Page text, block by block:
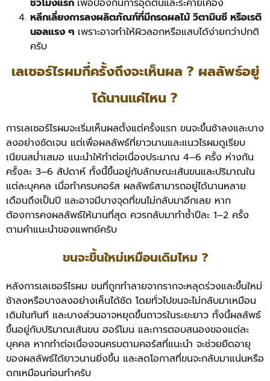
หลีกเลี่ยงการลงผลิตภัณฑ์ที่มีกรดผลไม้ วิตามินซี หรือเรติ
นอลแรง ๆ เพราะอาจทำให้ผิวลอกหรือแสบได้ง่ายกว่าปกติ
ครับ
เลเซอร์ไรผมกี่ครั้งถึงจะเห็นผล ? ผลลัพธ์อยู่
ได้นานแค่ไหน ?
การเลเซอร์ไรผมจะเริ่มเห็นผลตั้งแต่ครั้งแรก ขนจะขึ้นช้าลงและบาง
ลงอย่างชัดเจน แต่เพื่อผลลัพธ์ที่ยาวนานและแนวไรผมดูเรียบ
เนียนสม่ำเสมอ แนะนำให้ทำต่อเนื่องประมาณ 4–6 ครั้ง ห่างกัน
ครั้งละ 3–6 สัปดาห์ ทั้งนี้ขึ้นอยู่กับลักษณะเส้นขนและปริมาณใน
แต่ละบุคคล เมื่อทำครบคอร์ส ผลลัพธ์สามารถอยู่ได้นานหลาย
เดือนถึงเป็นปี และอาจมีบางจุดที่ขนไม่กลับมาอีกเลย หาก
ต้องการคงผลลัพธ์ให้นานที่สุด ควรกลับมาทำซ้ำปีละ 1–2 ครั้ง
ตามคำแนะนำของแพทย์ครับ
ขนจะขึ้นใหม่เหมือนเดิมไหม ?
หลังการเลเซอร์ไรผม ขนที่ถูกทำลายจากรากจะหลุดร่วงและขึ้นใหม่
ช้าลงหรือบางลงอย่างเห็นได้ชัด โดยทั่วไปขนจะไม่กลับมาเหมือน
เดิมในทันที และบางส่วนอาจหยุดขึ้นถาวรในระยะยาว ทั้งนี้ผลลัพธ์
ขึ้นอยู่กับปริมาณเส้นขน ฮอร์โมน และการตอบสนองของแต่ละ
บุคคล หากทำต่อเนื่องจนครบตามคอร์สที่แนะนำ จะช่วยยืดอายุ
ของผลลัพธ์ได้ยาวนานยิ่งขึ้น และลดโอกาสที่ขนจะกลับมาแน่นหรือ
ดกเหมือนก่อนทำครับ